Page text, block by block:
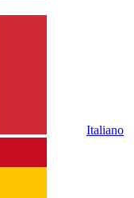
Italiano